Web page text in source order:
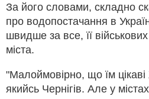
За його словами, складно
про водопостачання в
швидше за все, її військових
міста.
"Малоймовірно, що їм
якийсь Чернігів. Але у